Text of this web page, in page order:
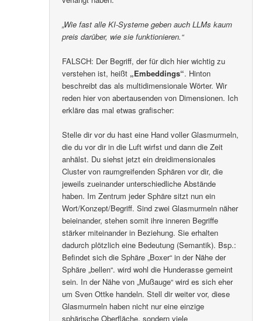
„Wie fast alle KI-Systeme geben auch LLMs kaum
preis darüber, wie sie funktionieren.“
FALSCH: Der Begriff, der für dich hier wichtig zu
verstehen ist, heißt „Embeddings“. Hinton
beschreibt das als multidimensionale Wörter. Wir
reden hier von abertausenden von Dimensionen. Ich
erkläre das mal etwas grafischer:
Stelle dir vor du hast eine Hand voller Glasmurmeln,
die du vor dir in die Luft wirfst und dann die Zeit
anhälst. Du siehst jetzt ein dreidimensionales
Cluster von raumgreifenden Sphären vor dir, die
jeweils zueinander unterschiedliche Abstände
haben. Im Zentrum jeder Sphäre sitzt nun ein
Wort/Konzept/Begriff. Sind zwei Glasmurmeln näher
beieinander, stehen somit ihre inneren Begriffe
stärker miteinander in Beziehung. Sie erhalten
dadurch plötzlich eine Bedeutung (Semantik). Bsp.:
Befindet sich die Sphäre „Boxer“ in der Nähe der
Sphäre „bellen“. wird wohl die Hunderasse gemeint
sein. In der Nähe von „Mußauge“ wird es sich eher
um Sven Ottke handeln. Stell dir weiter vor, diese
Glasmurmeln haben nicht nur eine einzige
sphärische Oberfläche, sondern viele